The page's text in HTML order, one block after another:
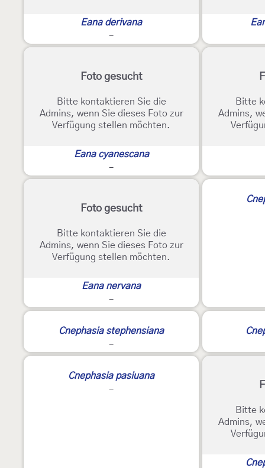
Eana derivana
-
Foto gesucht
Bitte kontaktieren Sie die
Admins, wenn Sie dieses Foto zur
Verfügung stellen möchten.
Eana cyanescana
-
Bitte
Admins,
Foto gesucht
Bitte kontaktieren Sie die
Admins, wenn Sie dieses Foto zur
Verfügung stellen möchten.
Eana nervana
-
Cnephasia stephensiana
-
Cnephasia pasiuana
-
Bitte
Admins,